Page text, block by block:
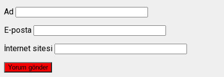
Ad
E-posta
İnternet sitesi